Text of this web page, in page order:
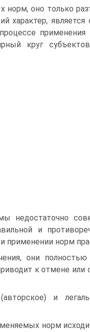
норм, оно только
является
применения
круг
недостаточно
и
применении норм
они
к отмене
и
норм